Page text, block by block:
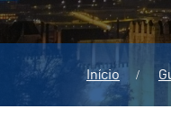
Início